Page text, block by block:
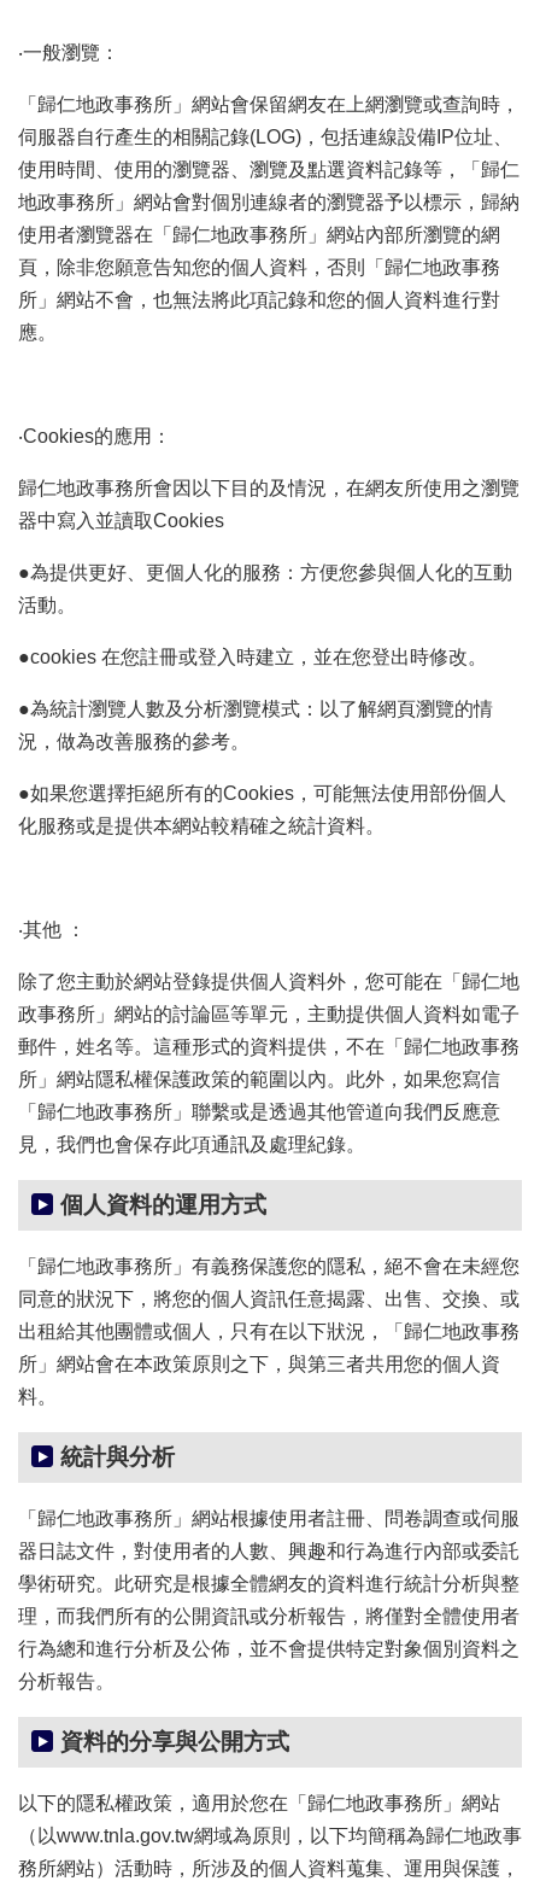
價
錄
未
辦
繼
網
站
導
臺
市
政
地
局
政
資
訊
開
‧一般瀏覽：
「歸仁地政事務所」網站會保留網友在上網瀏覽或查詢時，
伺服器自行產生的相關記錄(LOG)，包括連線設備IP位址、
使用時間、使用的瀏覽器、瀏覽及點選資料記錄等，「歸仁
地政事務所」網站會對個別連線者的瀏覽器予以標示，歸納
使用者瀏覽器在「歸仁地政事務所」網站內部所瀏覽的網
頁，除非您願意告知您的個人資料，否則「歸仁地政事務
所」網站不會，也無法將此項記錄和您的個人資料進行對
應。
‧Cookies的應用：
歸仁地政事務所會因以下目的及情況，在網友所使用之瀏覽
器中寫入並讀取Cookies
●為提供更好、更個人化的服務：方便您參與個人化的互動
活動。
●cookies 在您註冊或登入時建立，並在您登出時修改。
●為統計瀏覽人數及分析瀏覽模式：以了解網頁瀏覽的情
況，做為改善服務的參考。
●如果您選擇拒絕所有的Cookies，可能無法使用部份個人
化服務或是提供本網站較精確之統計資料。
‧其他 ：
除了您主動於網站登錄提供個人資料外，您可能在「歸仁地
政事務所」網站的討論區等單元，主動提供個人資料如電子
郵件，姓名等。這種形式的資料提供，不在「歸仁地政事務
所」網站隱私權保護政策的範圍以內。此外，如果您寫信
「歸仁地政事務所」聯繫或是透過其他管道向我們反應意
見，我們也會保存此項通訊及處理紀錄。
個人資料的運用方式
「歸仁地政事務所」有義務保護您的隱私，絕不會在未經您
同意的狀況下，將您的個人資訊任意揭露、出售、交換、或
出租給其他團體或個人，只有在以下狀況，「歸仁地政事務
所」網站會在本政策原則之下，與第三者共用您的個人資
料。
統計與分析
「歸仁地政事務所」網站根據使用者註冊、問卷調查或伺服
器日誌文件，對使用者的人數、興趣和行為進行內部或委託
學術研究。此研究是根據全體網友的資料進行統計分析與整
理，而我們所有的公開資訊或分析報告，將僅對全體使用者
行為總和進行分析及公佈，並不會提供特定對象個別資料之
分析報告。
資料的分享與公開方式
以下的隱私權政策，適用於您在「歸仁地政事務所」網站
（以www.tnla.gov.tw網域為原則，以下均簡稱為歸仁地政事
務所網站）活動時，所涉及的個人資料蒐集、運用與保護，